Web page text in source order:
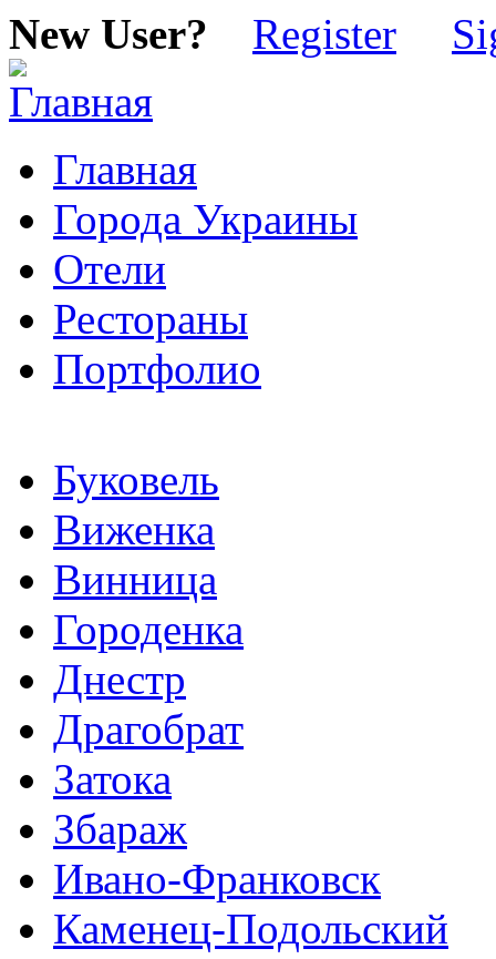
New User? Register
Главная
Города Украины
Отели
Рестораны
Портфолио
Буковель
Виженка
Винница
Городенка
Днестр
Драгобрат
Затока
Збараж
Ивано-Франковск
Каменец-Подольский